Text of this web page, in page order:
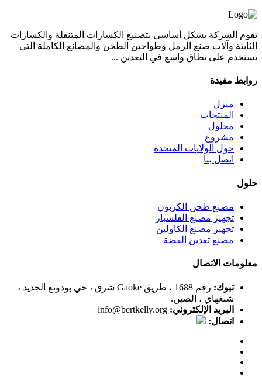
تقوم الشركة بشكل أساسي بتصنيع الكسارات المتنقلة والكسارات
الثابتة وآلات صنع الرمل وطواحين الطحن والمصانع الكاملة التي
تستخدم على نطاق واسع في التعدين ...
روابط مفيدة
منزل
المنتجات
محلول
مشروع
حول الولايات المتحدة
اتصل بنا
حلول
مصنع طحن الكربون
تجهيز مصنع الفلسبار
تجهيز مصنع الكاولين
مصنع تعدين الفضة
معلومات الاتصال
تبوك:
رقم 1688 ، طريق Gaoke شرق ، حي بودونغ الجديد ،
شنغهاي ، الصين.
البريد الإلكتروني: info@bertkelly.org
اتصال: